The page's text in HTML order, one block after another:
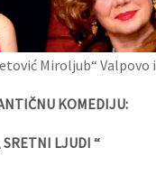
Miroljub“ Valpovo
KOMEDIJU:
SRETNI LJUDI “